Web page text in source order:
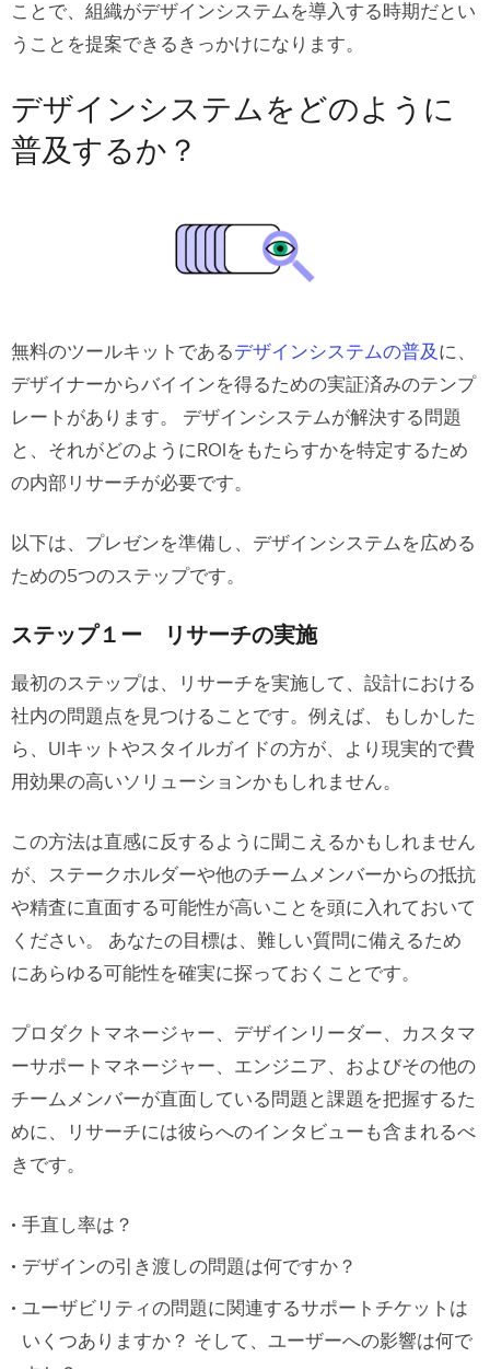
ことで、組織がデザインシステムを導入する時期だとい
うことを提案できるきっかけになります。
デザインシステムをどのように
普及するか？
無料のツールキットであるデザインシステムの普及に、
デザイナーからバイインを得るための実証済みのテンプ
レートがあります。 デザインシステムが解決する問題
と、それがどのようにROIをもたらすかを特定するため
の内部リサーチが必要です。
以下は、プレゼンを準備し、デザインシステムを広める
ための5つのステップです。
ステップ１ー リサーチの実施
最初のステップは、リサーチを実施して、設計における
社内の問題点を見つけることです。例えば、もしかした
ら、UIキットやスタイルガイドの方が、より現実的で費
用効果の高いソリューションかもしれません。
この方法は直感に反するように聞こえるかもしれません
が、ステークホルダーや他のチームメンバーからの抵抗
や精査に直面する可能性が高いことを頭に入れておいて
ください。 あなたの目標は、難しい質問に備えるため
にあらゆる可能性を確実に探っておくことです。
プロダクトマネージャー、デザインリーダー、カスタマ
ーサポートマネージャー、エンジニア、およびその他の
チームメンバーが直面している問題と課題を把握するた
めに、リサーチには彼らへのインタビューも含まれるべ
きです。
手直し率は？
デザインの引き渡しの問題は何ですか？
ユーザビリティの問題に関連するサポートチケットは
いくつありますか？ そして、ユーザーへの影響は何で